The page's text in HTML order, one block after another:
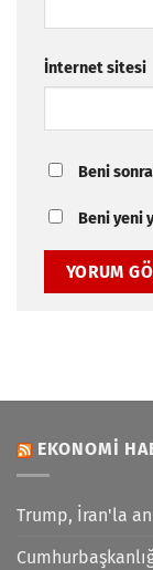
İnternet sitesi
Beni
Beni yeni
EKONOMI
Trump, İran'la